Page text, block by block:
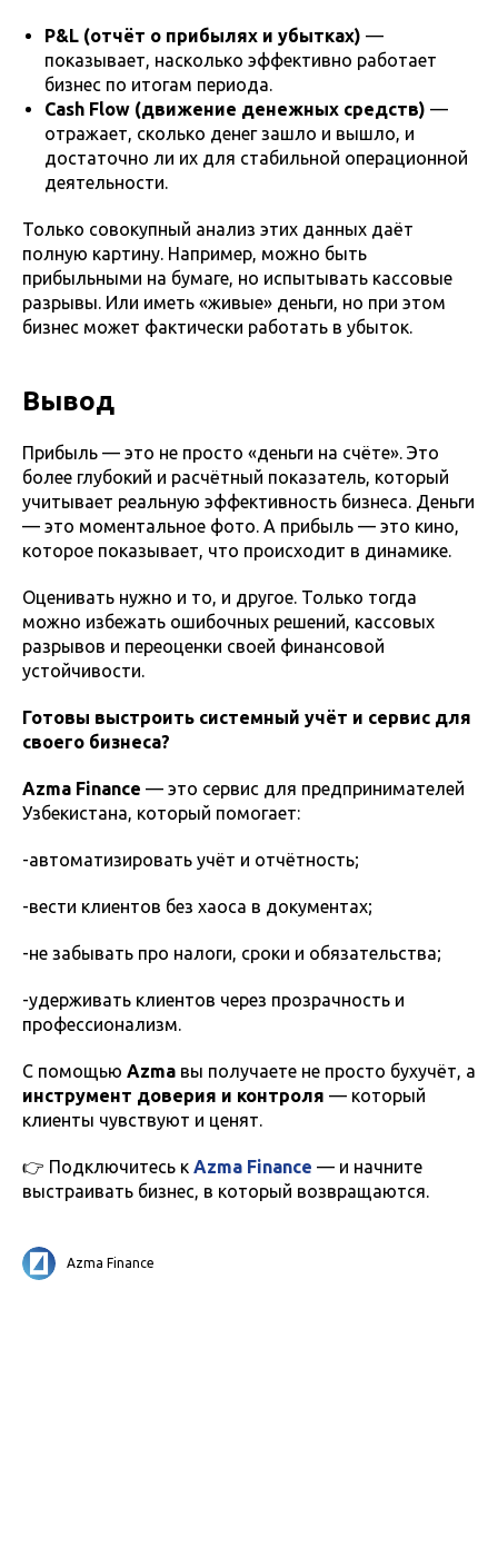
P&L (отчёт о прибылях и убытках) —
показывает, насколько эффективно работает
бизнес по итогам периода.
Cash Flow (движение денежных средств) —
отражает, сколько денег зашло и вышло, и
достаточно ли их для стабильной операционной
деятельности.
Только совокупный анализ этих данных даёт
полную картину. Например, можно быть
прибыльными на бумаге, но испытывать кассовые
разрывы. Или иметь «живые» деньги, но при этом
бизнес может фактически работать в убыток.
Вывод
Прибыль — это не просто «деньги на счёте». Это
более глубокий и расчётный показатель, который
учитывает реальную эффективность бизнеса. Деньги
— это моментальное фото. А прибыль — это кино,
которое показывает, что происходит в динамике.
Оценивать нужно и то, и другое. Только тогда
можно избежать ошибочных решений, кассовых
разрывов и переоценки своей финансовой
устойчивости.
Готовы выстроить системный учёт и сервис для
своего бизнеса?
Azma Finance — это сервис для предпринимателей
Узбекистана, который помогает:
-автоматизировать учёт и отчётность;
-вести клиентов без хаоса в документах;
-не забывать про налоги, сроки и обязательства;
-удерживать клиентов через прозрачность и
профессионализм.
С помощью Azma вы получаете не просто бухучёт, а
инструмент доверия и контроля — который
клиенты чувствуют и ценят.
👉 Подключитесь к Azma Finance — и начните
выстраивать бизнес, в который возвращаются.
Azma Finance